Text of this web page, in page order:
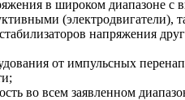
в широком диапазоне с
(электродвигатели),
напряжения
от импульсных
во всем заявленном